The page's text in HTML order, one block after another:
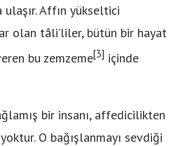
ulaşır. Affın yükseltici
olan tâli’liler, bütün bir hayat
bu zemzeme[3] içinde
bir insanı, affedicilikten
O bağışlanmayı sevdiği